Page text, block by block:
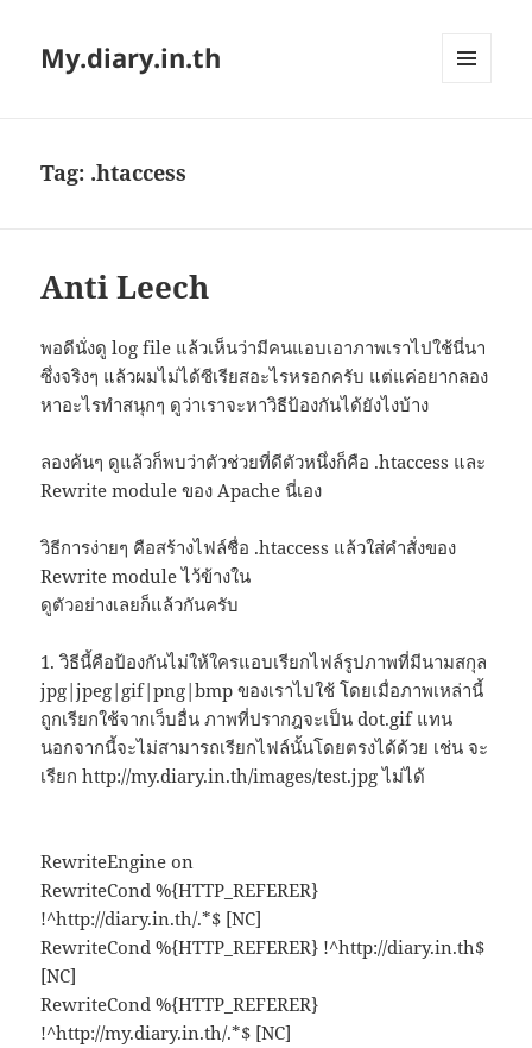
My.diary.in.th
Tag: .htaccess
Anti Leech
พอดีนั่งดู log file แล้วเห็นว่ามีคนแอบเอาภาพเราไปใช้นี่นา
ซึ่งจริงๆ แล้วผมไม่ได้ซีเรียสอะไรหรอกครับ แต่แค่อยากลอง
หาอะไรทำสนุกๆ ดูว่าเราจะหาวิธีป้องกันได้ยังไงบ้าง
ลองค้นๆ ดูแล้วก็พบว่าตัวช่วยที่ดีตัวหนึ่งก็คือ .htaccess และ
Rewrite module ของ Apache นี่เอง
วิธีการง่ายๆ คือสร้างไฟล์ชื่อ .htaccess แล้วใส่คำสั่งของ
Rewrite module ไว้ข้างใน
ดูตัวอย่างเลยก็แล้วกันครับ
1. วิธีนี้คือป้องกันไม่ให้ใครแอบเรียกไฟล์รูปภาพที่มีนามสกุล
jpg|jpeg|gif|png|bmp ของเราไปใช้ โดยเมื่อภาพเหล่านี้
ถูกเรียกใช้จากเว็บอื่น ภาพที่ปรากฎจะเป็น dot.gif แทน
นอกจากนี้จะไม่สามารถเรียกไฟล์นั้นโดยตรงได้ด้วย เช่น จะ
เรียก http://my.diary.in.th/images/test.jpg ไม่ได้
RewriteEngine on
RewriteCond %{HTTP_REFERER}
!^http://diary.in.th/.*$ [NC]
RewriteCond %{HTTP_REFERER} !^http://diary.in.th$
[NC]
RewriteCond %{HTTP_REFERER}
!^http://my.diary.in.th/.*$ [NC]